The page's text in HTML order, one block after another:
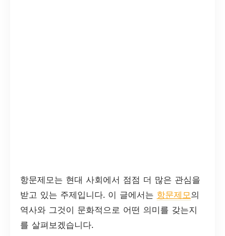
항문제모는 현대 사회에서 점점 더 많은 관심을
받고 있는 주제입니다. 이 글에서는 항문제모의
역사와 그것이 문화적으로 어떤 의미를 갖는지
를 살펴보겠습니다.